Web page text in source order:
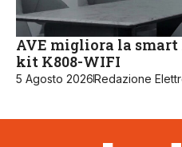
AVE migliora la smart
kit K808-WIFI
5 Agosto 2026Redazione